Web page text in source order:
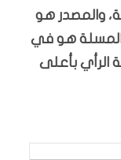
والمصدر هو
المسلة هو في
الرأي بأعلى